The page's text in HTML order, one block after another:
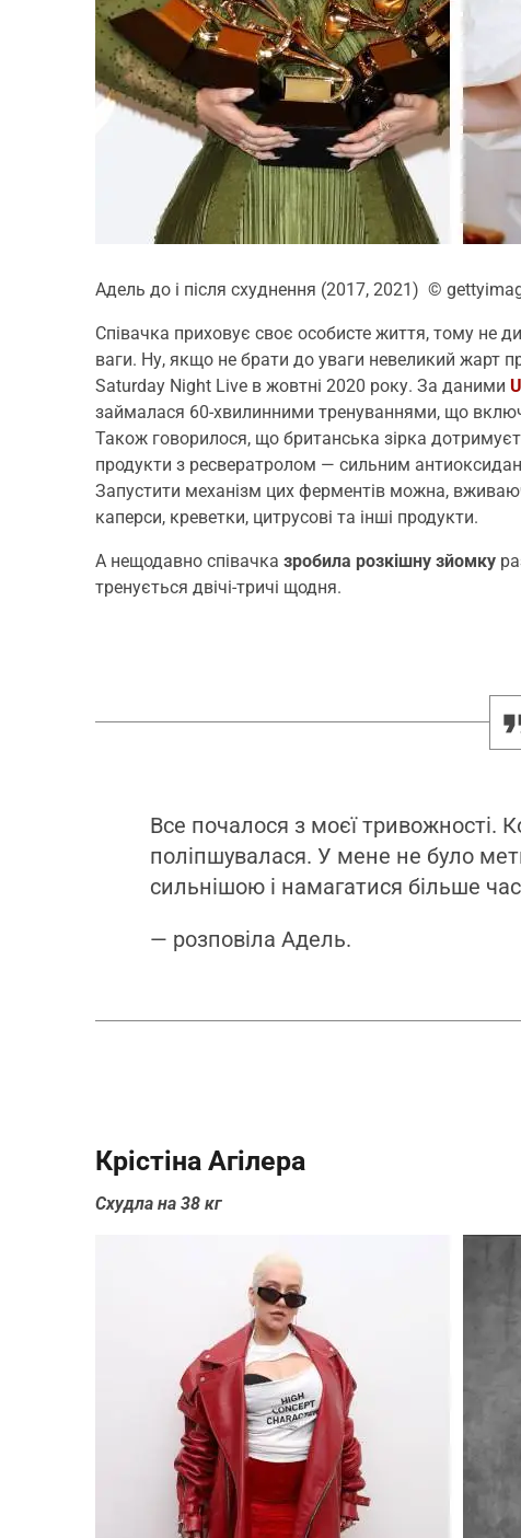
Адель до і після схуднення (2017, 2021) ©
Співачка приховує своє особисте життя, тому не
ваги. Ну, якщо не брати до уваги невеликий жарт
Saturday Night Live в жовтні 2020 року. За даними
займалася 60-хвилинними тренуваннями, що
Також говорилося, що британська зірка
продукти з ресвератролом — сильним
Запустити механізм цих ферментів можна,
каперси, креветки, цитрусові та інші продукти.
А нещодавно співачка зробила розкішну зйомку
тренується двічі-тричі щодня.
Все почалося з моєї тривожності.
поліпшувалася. У мене не було
сильнішою і намагатися більше
— розповіла Адель.
Крістіна Агілера
Схудла на 38 кг